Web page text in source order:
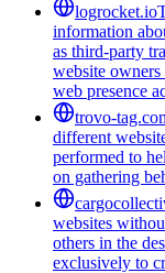
logrocket.io
information
as third-party
website owners
web presence
trovo-
different
performed to
on gathering
websites
others in the
exclusively to